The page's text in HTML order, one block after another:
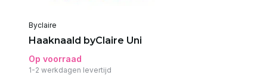
Byclaire
Haaknaald byClaire Uni
Op voorraad
1-2 werkdagen levertijd